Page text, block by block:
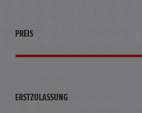
PREIS
ERSTZULASSUNG